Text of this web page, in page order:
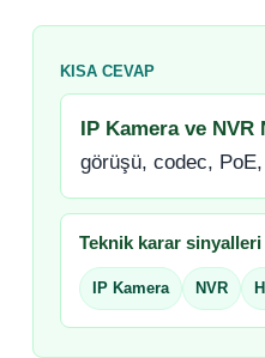
KISA CEVAP
IP Kamera ve NVR
görüşü, codec,
Teknik karar sinyalleri
IP Kamera NVR